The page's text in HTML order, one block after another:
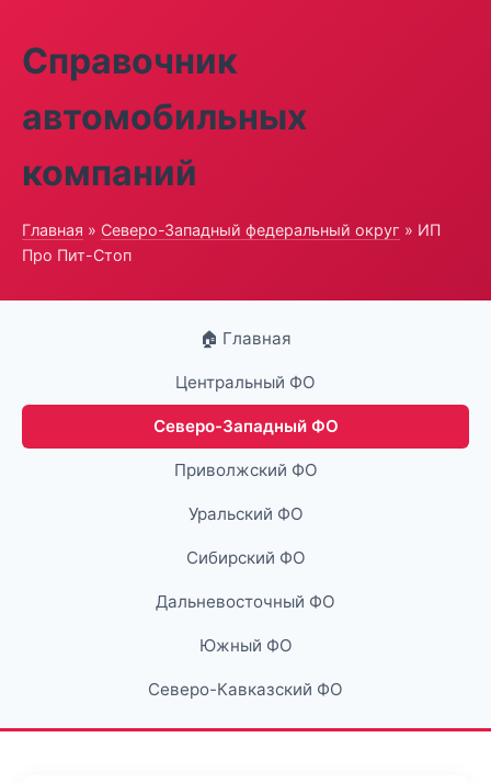
Справочник
автомобильных
компаний
Главная » Северо-Западный федеральный округ » ИП
Про Пит-Стоп
🏠 Главная
Центральный ФО
Северо-Западный ФО
Приволжский ФО
Уральский ФО
Сибирский ФО
Дальневосточный ФО
Южный ФО
Северо-Кавказский ФО